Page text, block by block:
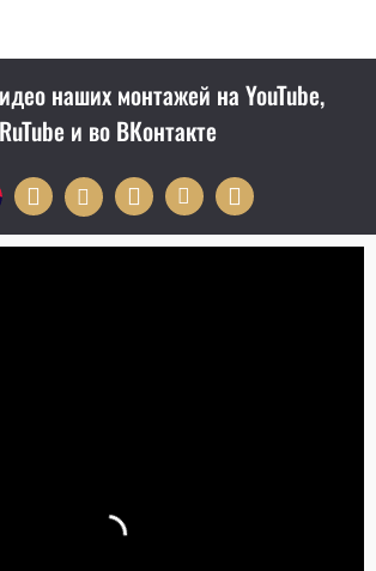
наших монтажей на YouTube,
RuTube и во ВКонтакте